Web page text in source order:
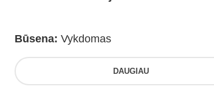
Būsena: Vykdomas
DAUGIAU